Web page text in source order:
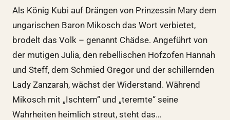
Als König Kubi auf Drängen von Prinzessin Mary dem
ungarischen Baron Mikosch das Wort verbietet,
brodelt das Volk – genannt Chädse. Angeführt von
der mutigen Julia, den rebellischen Hofzofen Hannah
und Steff, dem Schmied Gregor und der schillernden
Lady Zanzarah, wächst der Widerstand. Während
Mikosch mit „Ischtem“ und „teremte“ seine
Wahrheiten heimlich streut, steht das…